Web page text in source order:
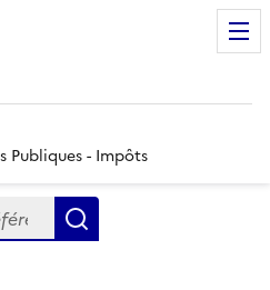
Publiques - Impôts
mots clés, partie du